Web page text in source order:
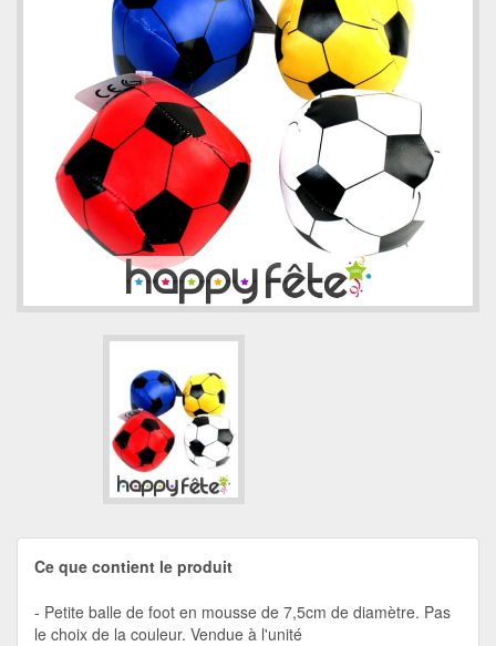
Ce que contient le produit
Petite balle de foot en mousse de 7,5cm de diamètre. Pas
le choix de la couleur. Vendue à l'unité